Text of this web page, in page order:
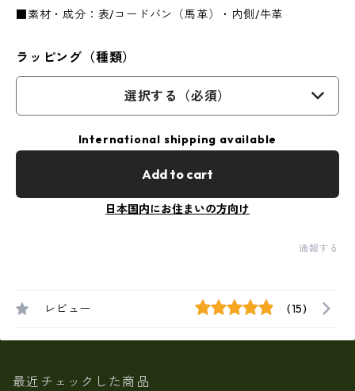
■素材・成分：表/コードバン（馬革）・内側/牛革
ラッピング（種類）
選択する（必須）
International shipping available
Add to cart
日本国内にお住まいの方向け
通報する
レビュー (15)
最近チェックした商品